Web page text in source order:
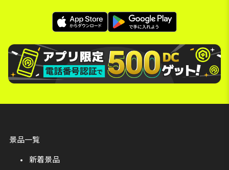
景品一覧
新着景品